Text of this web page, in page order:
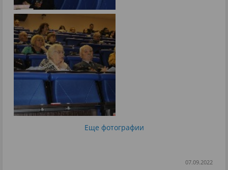
Еще фотографии
07.09.2022